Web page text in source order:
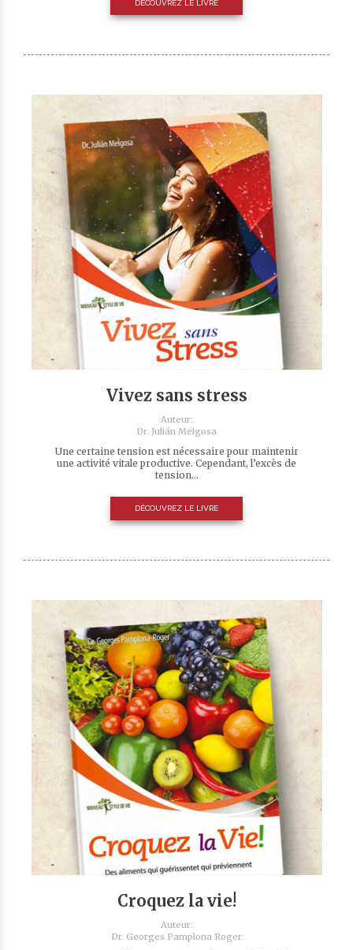
DÉCOUVREZ LE LIVRE
Vivez sans stress
Auteur:
Dr. Julián Melgosa
Une certaine tension est nécessaire pour maintenir
une activité vitale productive. Cependant, l’excès de
tension...
DÉCOUVREZ LE LIVRE
Croquez la vie!
Auteur:
Dr. Georges Pamplona Roger